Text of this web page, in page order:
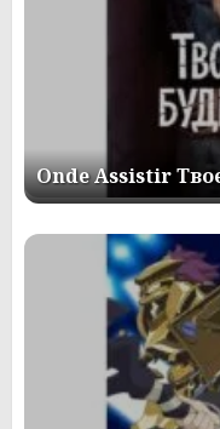
Onde Assistir